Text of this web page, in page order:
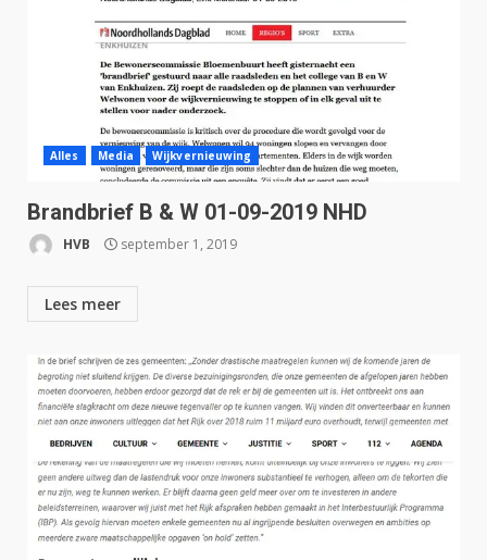
Alles Media Wijkvernieuwing
Brandbrief B & W 01-09-2019 NHD
HVB september 1, 2019
Lees meer